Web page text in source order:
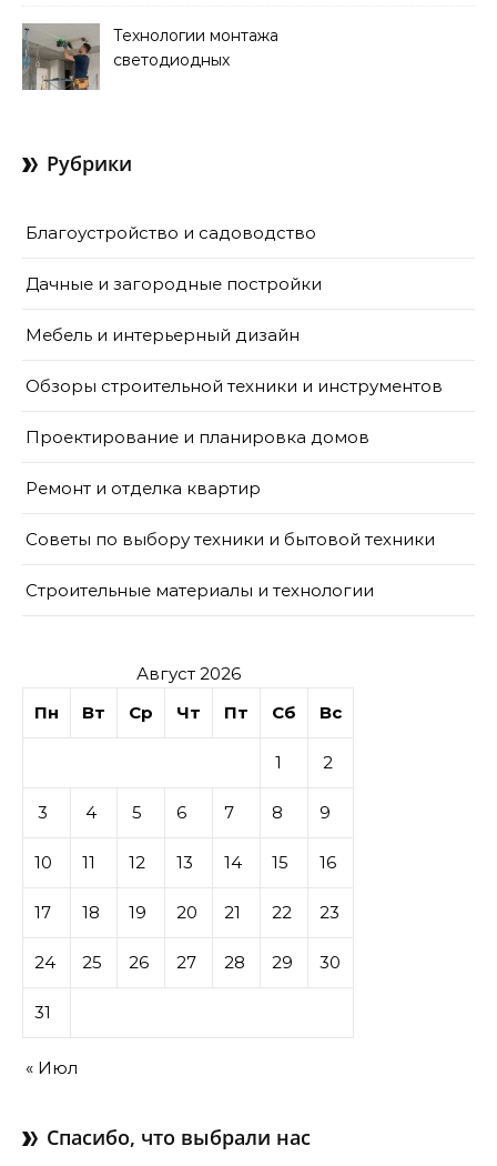
устройства и советы
Технологии монтажа
светодиодных
Рубрики
Благоустройство и садоводство
Дачные и загородные постройки
Мебель и интерьерный дизайн
Обзоры строительной техники и инструментов
Проектирование и планировка домов
Ремонт и отделка квартир
Советы по выбору техники и бытовой техники
Строительные материалы и технологии
Август 2026
Пн
Вт Ср Чт Пт Сб Вс
1 2
3 4 5 6 7 8 9
10 11 12 13 14 15 16
17 18 19 20 21 22 23
24 25 26 27 28 29 30
31
« Июл
Спасибо, что выбрали нас